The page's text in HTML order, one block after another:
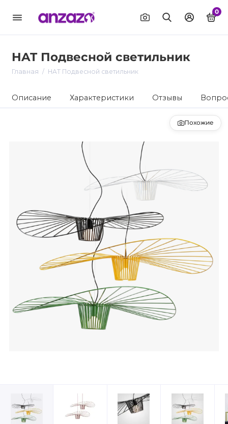
0
HAT Подвесной светильник
Главная HAT Подвесной светильник
Описание Характеристики Отзывы
Похожие